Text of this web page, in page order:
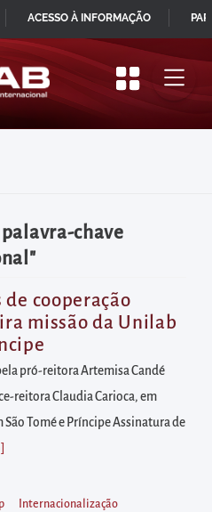
chave
cooperação
missão da Unilab
pró-reitora Artemisa Candé
reitora Claudia Carioca, em
Tomé e Príncipe Assinatura de
Internacionalização
IR
PARA
CONTEÚDO
ACESSO À INFORMAÇÃO